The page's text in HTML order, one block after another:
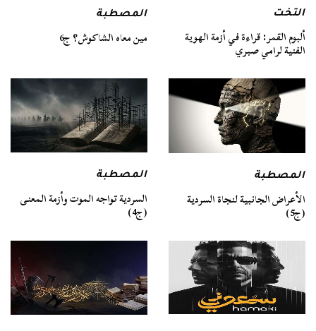
التخت
ألبوم القمر: قراءة في أزمة الهوية
الفنية لرامي صبري
المصطبة
مين معاه الشاكوش؟ ج6
المصطبة
الأعراض الجانبية لنجاة السردية
(ج5)
المصطبة
السردية تواجه الموت وأزمة المعنى
(ج4)